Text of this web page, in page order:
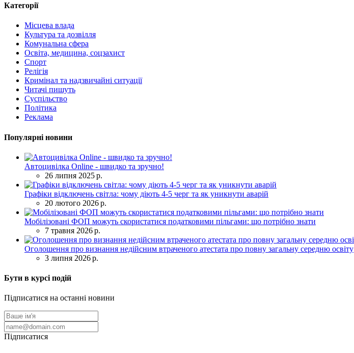
Категорії
Місцева влада
Культура та дозвілля
Комунальна сфера
Освіта, медицина, соцзахист
Спорт
Релігія
Кримінал та надзвичайні ситуації
Читачі пишуть
Суспільство
Політика
Реклама
Популярні новини
Автоцивілка Online - швидко та зручно!
26 липня 2025 р.
Графіки відключень світла: чому діють 4-5 черг та як уникнути аварій
20 лютого 2026 р.
Мобілізовані ФОП можуть скористатися податковими пільгами: що потрібно знати
7 травня 2026 р.
Оголошення про визнання недійсним втраченого атестата про повну загальну середню освіту
3 липня 2026 р.
Бути в курсі подій
Підписатися на останні новини
Підписатися